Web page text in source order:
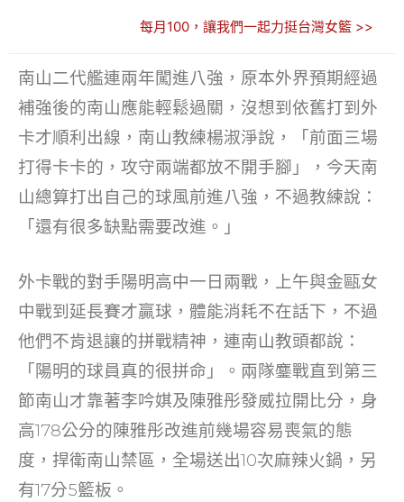
e
b
o
o
k
itt
er
ai
l
C
h
at
k
e
dI
n
每月100，讓我們一起力挺台灣女籃 >>
南山二代艦連兩年闖進八強，原本外界預期經過
補強後的南山應能輕鬆過關，沒想到依舊打到外
卡才順利出線，南山教練楊淑淨說，「前面三場
打得卡卡的，攻守兩端都放不開手腳」，今天南
山總算打出自己的球風前進八強，不過教練說：
「還有很多缺點需要改進。」
外卡戰的對手陽明高中一日兩戰，上午與金甌女
中戰到延長賽才贏球，體能消耗不在話下，不過
他們不肯退讓的拼戰精神，連南山教頭都說：
「陽明的球員真的很拼命」。兩隊鏖戰直到第三
節南山才靠著李吟娸及陳雅彤發威拉開比分，身
高178公分的陳雅彤改進前幾場容易喪氣的態
度，捍衛南山禁區，全場送出10次麻辣火鍋，另
有17分5籃板。